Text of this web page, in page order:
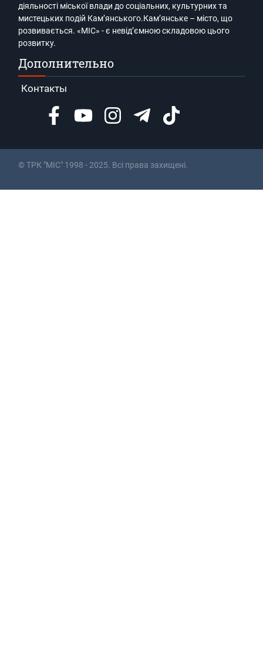
діяльності міської влади до соціальних, культурних та
мистецьких подій Кам’янського.Кам’янське – місто, що
розвивається. «МІС» - є невід’ємною складовою цього
розвитку.
Дополнительно
Контакты
© ТРК "МІС" 1998 - 2025. Всі права захищені.